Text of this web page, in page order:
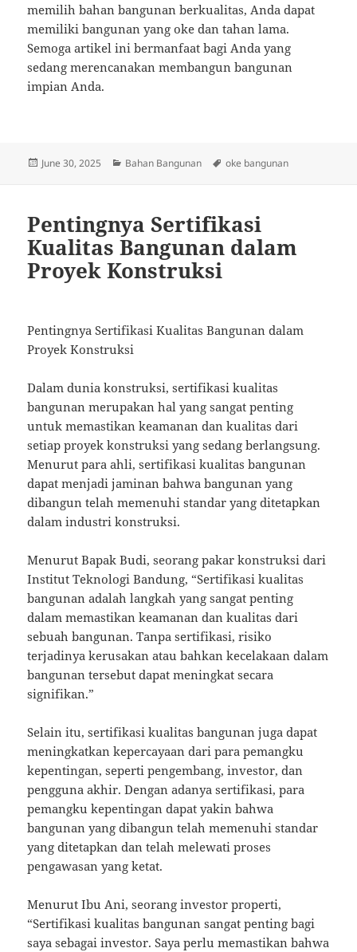
memilih bahan bangunan berkualitas, Anda dapat
memiliki bangunan yang oke dan tahan lama.
Semoga artikel ini bermanfaat bagi Anda yang
sedang merencanakan membangun bangunan
impian Anda.
Posted
June 30, 2025 Categories
Bahan Bangunan Tags
oke bangunan
Pentingnya Sertifikasi
Kualitas Bangunan dalam
Proyek Konstruksi
Pentingnya Sertifikasi Kualitas Bangunan dalam
Proyek Konstruksi
Dalam dunia konstruksi, sertifikasi kualitas
bangunan merupakan hal yang sangat penting
untuk memastikan keamanan dan kualitas dari
setiap proyek konstruksi yang sedang berlangsung.
Menurut para ahli, sertifikasi kualitas bangunan
dapat menjadi jaminan bahwa bangunan yang
dibangun telah memenuhi standar yang ditetapkan
dalam industri konstruksi.
Menurut Bapak Budi, seorang pakar konstruksi dari
Institut Teknologi Bandung, “Sertifikasi kualitas
bangunan adalah langkah yang sangat penting
dalam memastikan keamanan dan kualitas dari
sebuah bangunan. Tanpa sertifikasi, risiko
terjadinya kerusakan atau bahkan kecelakaan dalam
bangunan tersebut dapat meningkat secara
signifikan.”
Selain itu, sertifikasi kualitas bangunan juga dapat
meningkatkan kepercayaan dari para pemangku
kepentingan, seperti pengembang, investor, dan
pengguna akhir. Dengan adanya sertifikasi, para
pemangku kepentingan dapat yakin bahwa
bangunan yang dibangun telah memenuhi standar
yang ditetapkan dan telah melewati proses
pengawasan yang ketat.
Menurut Ibu Ani, seorang investor properti,
“Sertifikasi kualitas bangunan sangat penting bagi
saya sebagai investor. Saya perlu memastikan bahwa